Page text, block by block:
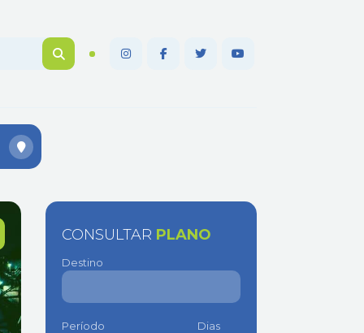
CONSULTAR PLANO
Destino
Período Dias